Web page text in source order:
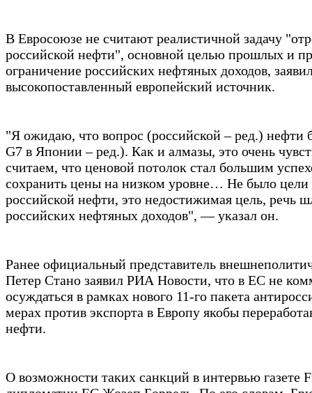
В Евросоюзе не считают реалистичной задачу
российской нефти", основной целью прошлых и
ограничение российских нефтяных доходов,
высокопоставленный европейский источник.
"Я ожидаю, что вопрос (российской – ред.) нефти
G7 в Японии – ред.). Как и алмазы, это очень
считаем, что ценовой потолок стал большим
сохранить цены на низком уровне… Не было цели
российской нефти, это недостижимая цель, речь
российских нефтяных доходов", — указал он.
Ранее официальный представитель
Петер Стано заявил РИА Новости, что в ЕС не
осуждаться в рамках нового 11-го пакета
мерах против экспорта в Европу якобы
нефти.
О возможности таких санкций в интервью газете